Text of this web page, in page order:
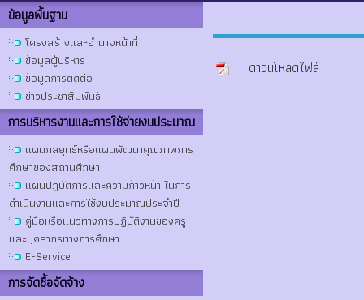
ข้อมูลพื้นฐาน
โครงสร้างและอำนาจหน้าที่
ข้อมูลผู้บริหาร
ข้อมูลการติดต่อ
ข่าวประชาสัมพันธ์
การบริหารงานและการใช้จ่ายงบประมาณ
แผนกลยุทธ์หรือแผนพัฒนาคุณภาพการ
ศึกษาของสถานศึกษา
แผนปฏิบัติการและความก้าวหน้า ในการ
ดำเนินงานและการใช้งบประมาณประจำปี
คู่มือหรือแนวทางการปฏิบัติงานของครู
และบุคลากรทางการศึกษา
E-Service
การจัดซื้อจัดจ้าง
| ดาวน์โหลดไฟล์